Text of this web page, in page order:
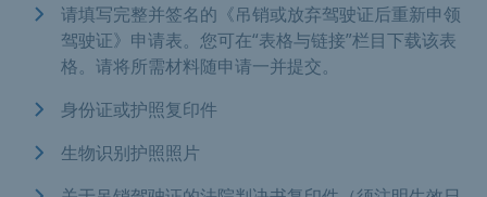
请填写完整并签名的《吊销或放弃驾驶证后重新申领
驾驶证》申请表。您可在“表格与链接”栏目下载该表
格。请将所需材料随申请一并提交。
身份证或护照复印件
生物识别护照照片